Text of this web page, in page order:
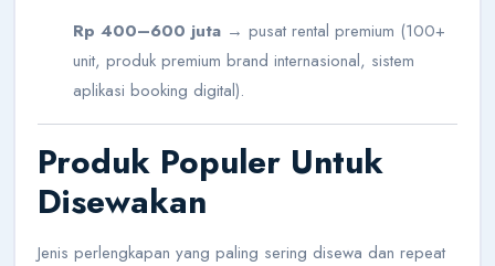
Rp 400–600 juta → pusat rental premium (100+
unit, produk premium brand internasional, sistem
aplikasi booking digital).
Produk Populer Untuk
Disewakan
Jenis perlengkapan yang paling sering disewa dan repeat